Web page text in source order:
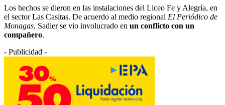
Los hechos se dieron en las instalaciones del Liceo Fe y Alegría, en
el sector Las Casitas. De acuerdo al medio regional El Periódico de
Monagas, Sadier se vio involucrado en un conflicto con un
compañero.
- Publicidad -